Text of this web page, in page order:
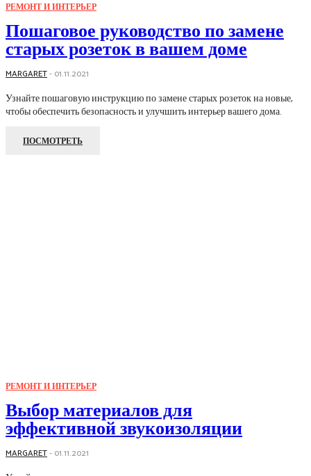
РЕМОНТ И ИНТЕРЬЕР
Пошаговое руководство по замене
старых розеток в вашем доме
MARGARET- 01.11.2021
Узнайте пошаговую инструкцию по замене старых розеток на новые,
чтобы обеспечить безопасность и улучшить интерьер вашего дома.
ПОСМОТРЕТЬ
РЕМОНТ И ИНТЕРЬЕР
Выбор материалов для
эффективной звукоизоляции
MARGARET- 01.11.2021